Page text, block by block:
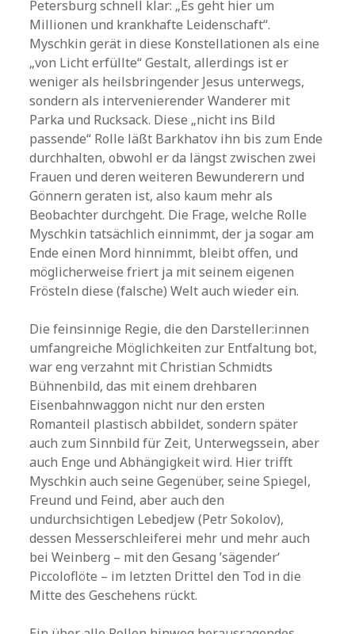
Petersburg schnell klar: „Es geht hier um
Millionen und krankhafte Leidenschaft“.
Myschkin gerät in diese Konstellationen als eine
„von Licht erfüllte“ Gestalt, allerdings ist er
weniger als heilsbringender Jesus unterwegs,
sondern als intervenierender Wanderer mit
Parka und Rucksack. Diese „nicht ins Bild
passende“ Rolle läßt Barkhatov ihn bis zum Ende
durchhalten, obwohl er da längst zwischen zwei
Frauen und deren weiteren Bewunderern und
Gönnern geraten ist, also kaum mehr als
Beobachter durchgeht. Die Frage, welche Rolle
Myschkin tatsächlich einnimmt, der ja sogar am
Ende einen Mord hinnimmt, bleibt offen, und
möglicherweise friert ja mit seinem eigenen
Frösteln diese (falsche) Welt auch wieder ein.
Die feinsinnige Regie, die den Darsteller:innen
umfangreiche Möglichkeiten zur Entfaltung bot,
war eng verzahnt mit Christian Schmidts
Bühnenbild, das mit einem drehbaren
Eisenbahnwaggon nicht nur den ersten
Romanteil plastisch abbildet, sondern später
auch zum Sinnbild für Zeit, Unterwegssein, aber
auch Enge und Abhängigkeit wird. Hier trifft
Myschkin auch seine Gegenüber, seine Spiegel,
Freund und Feind, aber auch den
undurchsichtigen Lebedjew (Petr Sokolov),
dessen Messerschleiferei mehr und mehr auch
bei Weinberg – mit den Gesang ’sägender‘
Piccoloflöte – im letzten Drittel den Tod in die
Mitte des Geschehens rückt.